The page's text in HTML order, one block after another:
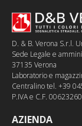
D. & B. Verona S.r.l.
Sede Legale e
37135 Verona
Laboratorio e
Centralino tel. +39
P.IVA e C.F.
AZIENDA